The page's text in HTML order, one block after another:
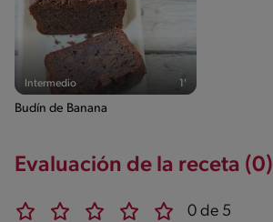
Intermedio 1'
Budín de Banana
Evaluación de la receta (0)
0 de 5